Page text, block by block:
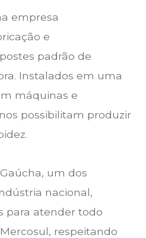
empresa
e
padrão de
Instalados em uma
máquinas e
possibilitam produzir
um dos
nacional,
para atender todo
respeitando